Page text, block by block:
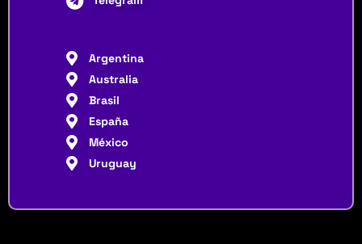
Argentina
Australia
Brasil
España
México
Uruguay